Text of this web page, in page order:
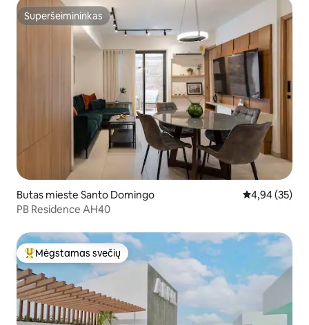
Superšeimininkas
Superšeimininkas
Butas mieste Santo Domingo Vidutinis
4,94 (35)
PB Residence AH40
Svečių mėgstamiausias
Mėgstamas svečių